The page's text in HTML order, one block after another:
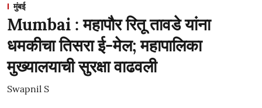
मुंबई
Mumbai : महापौर रितू तावडे यांना
धमकीचा तिसरा ई-मेल; महापालिका
मुख्यालयाची सुरक्षा वाढवली
Swapnil S